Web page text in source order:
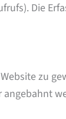
Die
zu